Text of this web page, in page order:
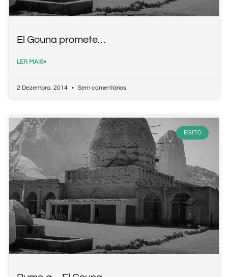
El Gouna promete…
LER MAIS»
2 Dezembro, 2014 Sem comentários
EGITO